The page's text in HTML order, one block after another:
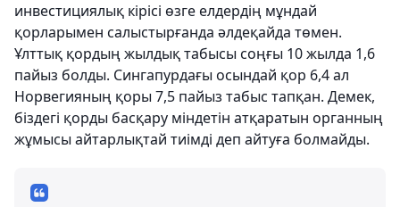
инвестициялық кірісі өзге елдердің мұндай
қорларымен салыстырғанда әлдеқайда төмен.
Ұлттық қордың жылдық табысы соңғы 10 жылда 1,6
пайыз болды. Сингапурдағы осындай қор 6,4 ал
Норвегияның қоры 7,5 пайыз табыс тапқан. Демек,
біздегі қорды басқару міндетін атқаратын органның
жұмысы айтарлықтай тиімді деп айтуға болмайды.